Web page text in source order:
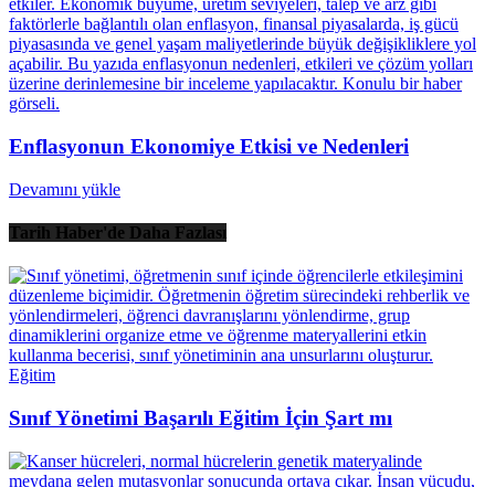
Enflasyonun Ekonomiye Etkisi ve Nedenleri
Devamını yükle
Tarih Haber'de Daha Fazlası
Eğitim
Sınıf Yönetimi Başarılı Eğitim İçin Şart mı